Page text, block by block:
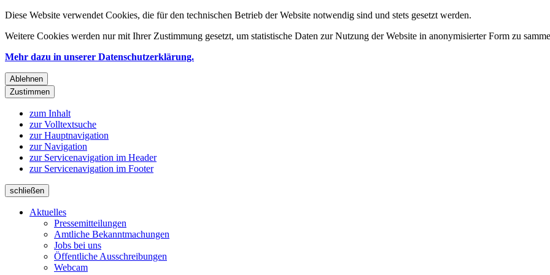
Diese Website verwendet Cookies, die für den technischen Betrieb der Website notwendig sind und stets gesetzt werden.
Weitere Cookies werden nur mit Ihrer Zustimmung gesetzt, um statistische Daten zur Nutzung der Website in anonymisierter Form zu
Mehr dazu in unserer Datenschutzerklärung.
Ablehnen
Zustimmen
zum Inhalt
zur Volltextsuche
zur Hauptnavigation
zur Navigation
zur Servicenavigation im Header
zur Servicenavigation im Footer
schließen
Aktuelles
Pressemitteilungen
Amtliche Bekanntmachungen
Jobs bei uns
Öffentliche Ausschreibungen
Webcam